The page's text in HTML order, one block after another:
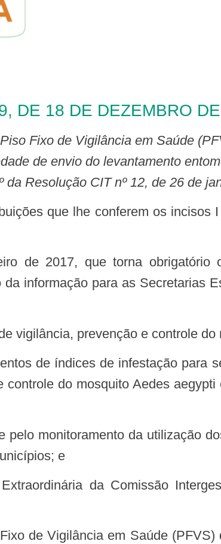
DE 18 DE DEZEMBRO
de envio do levantamento
Resolução CIT nº 12, de 26 de
informação para as Secretarias
vigilância, prevenção e controle
do mosquito Aedes
e